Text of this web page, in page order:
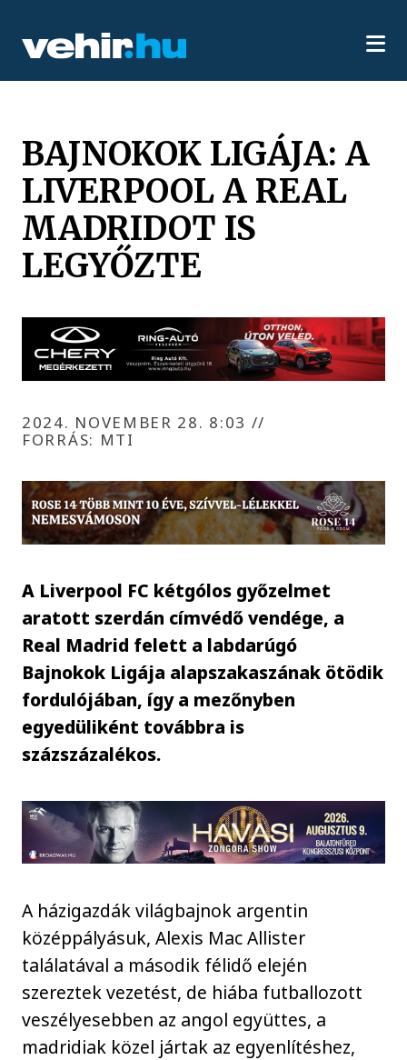
BAJNOKOK LIGÁJA: A
LIVERPOOL A REAL
MADRIDOT IS
LEGYŐZTE
2024. NOVEMBER 28. 8:03 //
FORRÁS: MTI
A Liverpool FC kétgólos győzelmet
aratott szerdán címvédő vendége, a
Real Madrid felett a labdarúgó
Bajnokok Ligája alapszakaszának ötödik
fordulójában, így a mezőnyben
egyedüliként továbbra is
százszázalékos.
A házigazdák világbajnok argentin
középpályásuk, Alexis Mac Allister
találatával a második félidő elején
szereztek vezetést, de hiába futballozott
veszélyesebben az angol együttes, a
madridiak közel jártak az egyenlítéshez,